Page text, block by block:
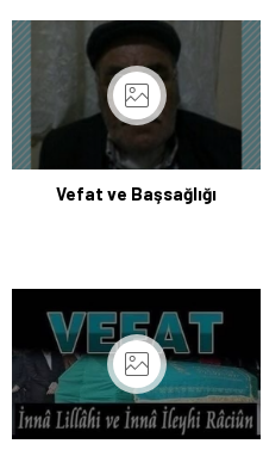
Vefat ve Başsağlığı